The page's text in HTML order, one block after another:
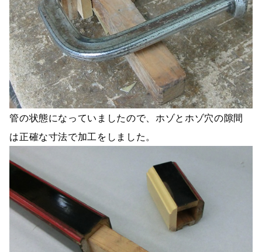
管の状態になっていましたので、ホゾとホゾ穴の隙間
は正確な寸法で加工をしました。